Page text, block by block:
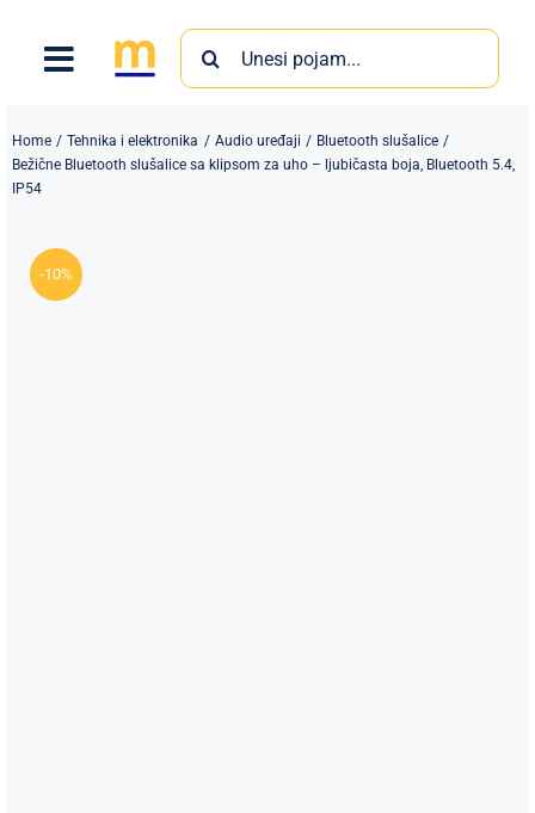
content
Search
for:
Home Tehnika i elektronika Audio uređaji
Bluetooth slušalice
Bežične Bluetooth slušalice sa klipsom za uho – ljubičasta boja, Bluetooth 5.4,
IP54
-10% Proizvodi